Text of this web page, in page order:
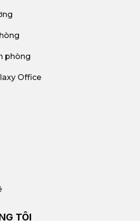
phòng
Office
TÔI